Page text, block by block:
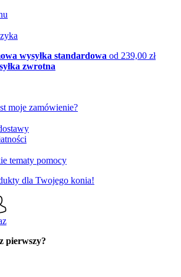
wysyłka standardowa od 239,00 zł
zwrotna
moje zamówienie?
tematy pomocy
pierwszy?